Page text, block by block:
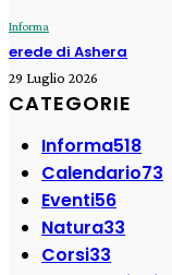
Informa
erede di Ashera
29 Luglio 2026
CATEGORIE
Informa518
Calendario73
Eventi56
Natura33
Corsi33